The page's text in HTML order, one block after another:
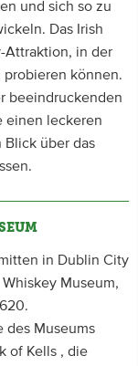
und sich so zu
Das Irish
Attraktion, in der
probieren können.
beeindruckenden
einen leckeren
Blick über das
in Dublin City
Museum,
des Museums
of Kells , die